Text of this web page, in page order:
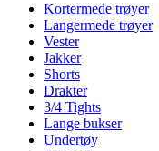
Kortermede trøyer
Langermede trøyer
Vester
Jakker
Shorts
Drakter
3/4 Tights
Lange bukser
Undertøy